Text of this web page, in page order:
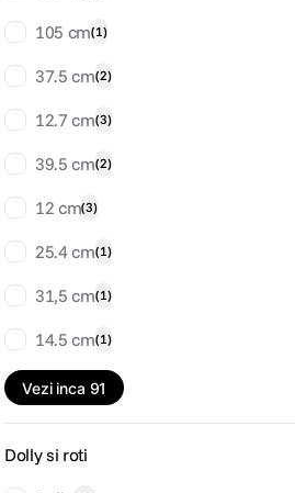
105 cm(1)
37.5 cm(2)
12.7 cm(3)
39.5 cm(2)
12 cm(3)
25.4 cm(1)
31,5 cm(1)
14.5 cm(1)
Vezi inca 91
Dolly si roti